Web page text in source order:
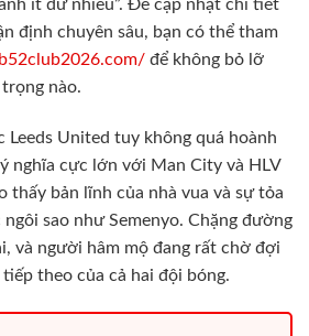
ít dữ nhiều”. Để cập nhật chi tiết
định chuyên sâu, bạn có thể tham
để không bỏ lỡ
nào.
United tuy không quá hoành
nghĩa cực lớn với Man City và HLV
thấy bản lĩnh của nhà vua và sự tỏa
ngôi sao như Semenyo. Chặng đường
và người hâm mộ đang rất chờ đợi
theo của cả hai đội bóng.